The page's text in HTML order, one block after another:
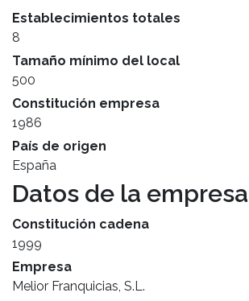
Establecimientos totales
8
Tamaño mínimo del local
500
Constitución empresa
1986
País de origen
España
Datos de la empresa
Constitución cadena
1999
Empresa
Melior Franquicias, S.L.